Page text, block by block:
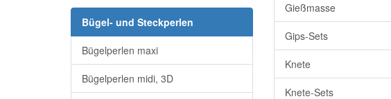
Bügel- und Steckperlen
Bügelperlen maxi
Bügelperlen midi, 3D
Gießmasse
Gips-Sets
Knete
Knete-Sets